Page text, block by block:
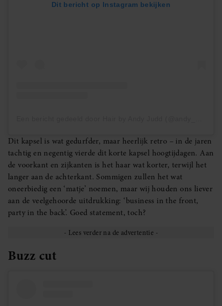
Dit bericht op Instagram bekijken
Dit kapsel is wat gedurfder, maar heerlijk retro – in de jaren
tachtig en negentig vierde dit korte kapsel hoogtijdagen. Aan
de voorkant en zijkanten is het haar wat korter, terwijl het
langer aan de achterkant. Sommigen zullen het wat
oneerbiedig een ‘matje’ noemen, maar wij houden ons liever
aan de veelgehoorde uitdrukking: ‘business in the front,
party in the back’. Goed statement, toch?
Buzz cut